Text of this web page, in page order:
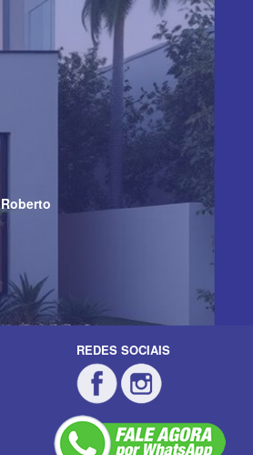
Roberto
REDES SOCIAIS